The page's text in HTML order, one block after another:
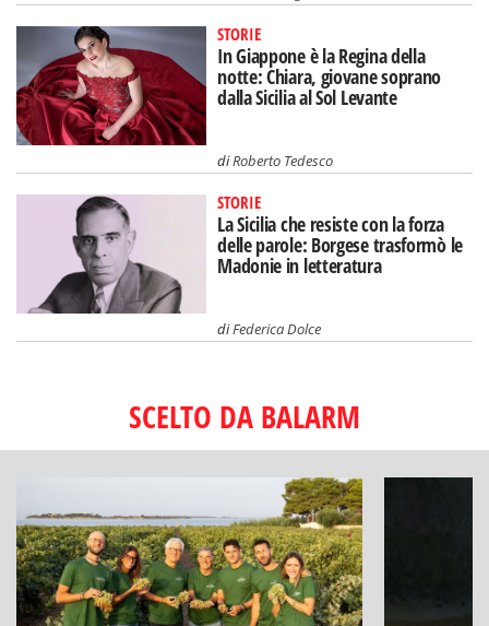
STORIE
In Giappone è la Regina della
notte: Chiara, giovane soprano
dalla Sicilia al Sol Levante
diRoberto Tedesco
STORIE
La Sicilia che resiste con la forza
delle parole: Borgese trasformò le
Madonie in letteratura
diFederica Dolce
SCELTO DA BALARM